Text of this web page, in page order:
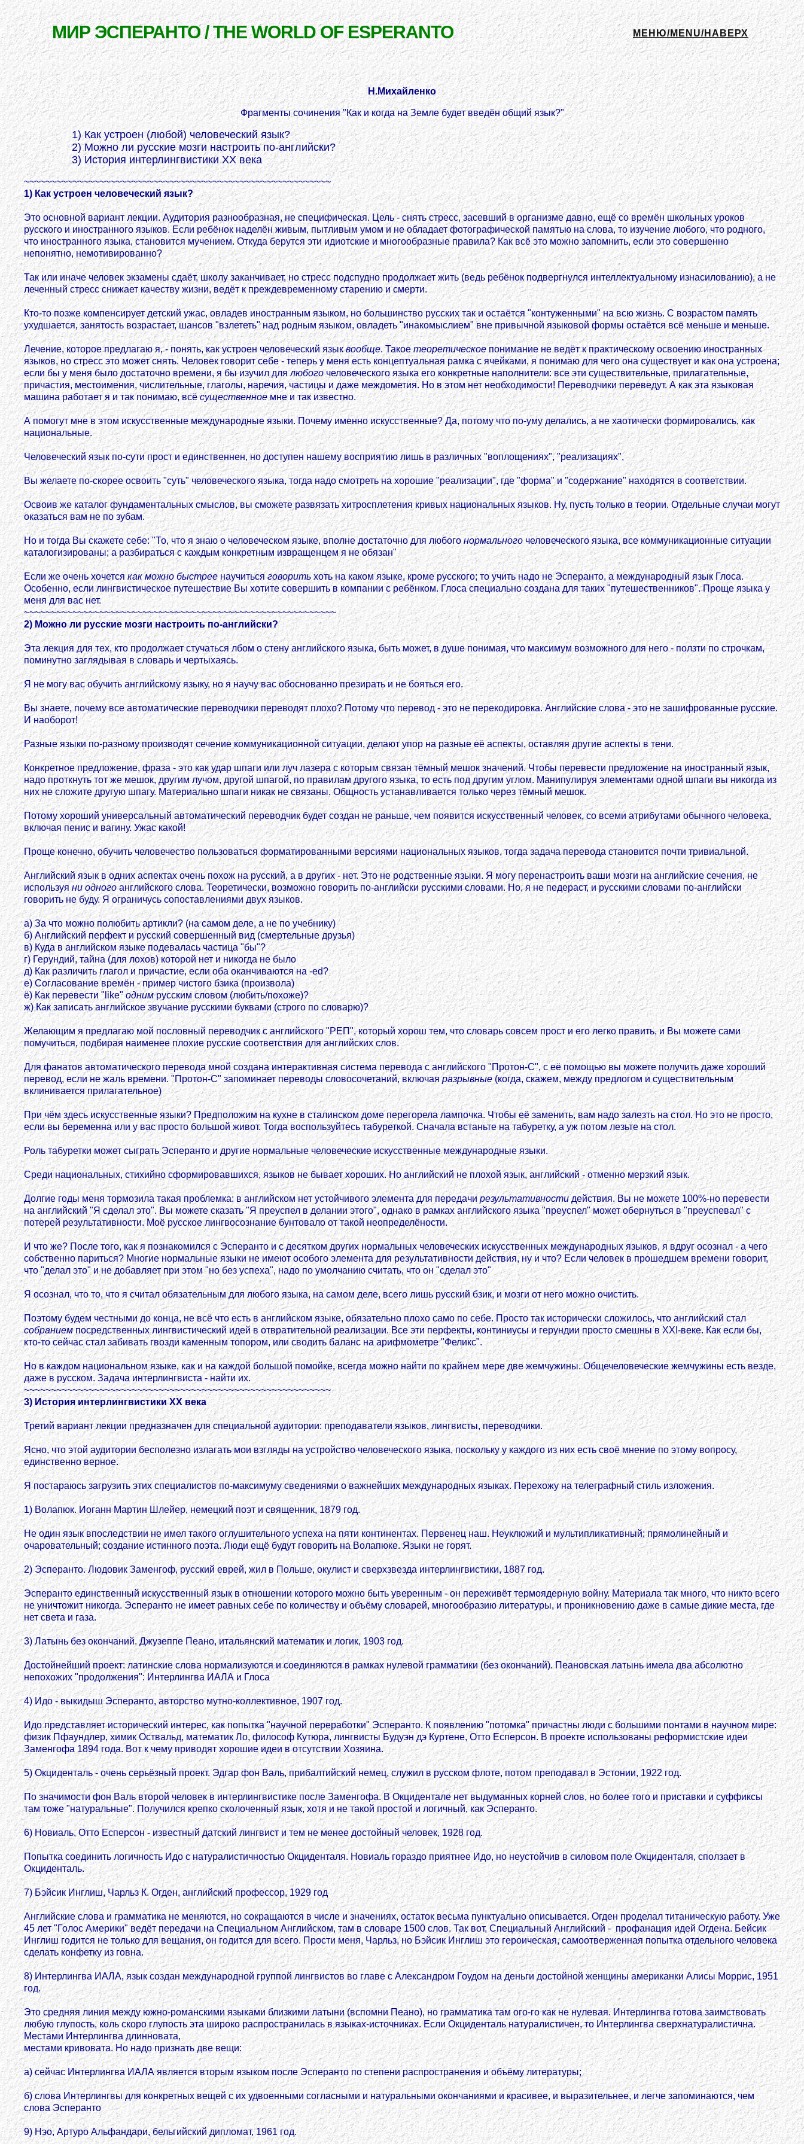
МИР ЭСПЕРАНТО / THE WORLD OF ESPERANTO МЕНЮ/MENU/НАВЕРХ
Н.Михайленко
Фрагменты сочинения "Как и когда на Земле будет введён общий язык?"
1) Как устроен (любой) человеческий язык?
2) Можно ли русские мозги настроить по-английски?
3) История интерлингвистики XX века
~~~~~~~~~~~~~~~~~~~~~~~~~~~~~~~~~~~~~~~~~~~~~~~~~~~~~~~~~
1) Как устроен человеческий язык?
Это основной вариант лекции. Аудитория разнообразная, не специфическая. Цель - снять стресс, засевший в организме давно, ещё со времён школьных уроков
русского и иностранного языков. Если ребёнок наделён живым, пытливым умом и не обладает фотографической памятью на слова, то изучение любого, что родного,
что иностранного языка, становится мучением. Откуда берутся эти идиотские и многообразные правила? Как всё это можно запомнить, если это совершенно
непонятно, немотивированно?
Так или иначе человек экзамены сдаёт, школу заканчивает, но стресс подспудно продолжает жить (ведь ребёнок подвергнулся интеллектуальному изнасилованию), а не
леченный стресс снижает качеству жизни, ведёт к преждевременному старению и смерти.
Кто-то позже компенсирует детский ужас, овладев иностранным языком, но большинство русских так и остаётся "контуженными" на всю жизнь. С возрастом память
ухудшается, занятость возрастает, шансов "взлететь" над родным языком, овладеть "инакомыслием" вне привычной языковой формы остаётся всё меньше и меньше.
Лечение, которое предлагаю я, - понять, как устроен человеческий языквообще. Такоетеоретическое понимание не ведёт к практическому освоению иностранных
языков, но стресс это может снять. Человек говорит себе - теперь у меня есть концептуальная рамка с ячейками, я понимаю для чего она существует и как она устроена;
если бы у меня было достаточно времени, я бы изучил длялюбогочеловеческого языка его конкретные наполнители: все эти существительные, прилагательные,
причастия, местоимения, числительные, глаголы, наречия, частицы и даже междометия. Но в этом нет необходимости! Переводчики переведут. А как эта языковая
машина работает я и так понимаю, всёсущественноемне и так известно.
А помогут мне в этом искусственные международные языки. Почему именно искусственные? Да, потому что по-уму делались, а не хаотически формировались, как
национальные.
Человеческий язык по-сути прост и единственнен, но доступен нашему восприятию лишь в различных "воплощениях", "реализациях",
Вы желаете по-скорее освоить "суть" человеческого языка, тогда надо смотреть на хорошие "реализации", где "форма" и "содержание" находятся в соответствии.
Освоив же каталог фундаментальных смыслов, вы сможете развязать хитросплетения кривых национальных языков. Ну, пусть только в теории. Отдельные случаи могут
оказаться вам не по зубам.
Но и тогда Вы скажете себе: "То, что я знаю о человеческом языке, вполне достаточно для любого нормального человеческого языка, все коммуникационные ситуации
каталогизированы; а разбираться с каждым конкретным извращенцем я не обязан"
Если же очень хочется как можно быстреенаучитьсяговоритьхоть на каком языке, кроме русского; то учить надо не Эсперанто, а международный язык Глоса.
Особенно, если лингвистическое путешествие Вы хотите совершить в компании с ребёнком. Глоса специально создана для таких "путешественников". Проще языка у
меня для вас нет.
~~~~~~~~~~~~~~~~~~~~~~~~~~~~~~~~~~~~~~~~~~~~~~~~~~~~~~~~~~
2) Можно ли русские мозги настроить по-английски?
Эта лекция для тех, кто продолжает стучаться лбом о стену английского языка, быть может, в душе понимая, что максимум возможного для него - ползти по строчкам,
поминутно заглядывая в словарь и чертыхаясь.
Я не могу вас обучить английскому языку, но я научу вас обоснованно презирать и не бояться его.
Вы знаете, почему все автоматические переводчики переводят плохо? Потому что перевод - это не перекодировка. Английские слова - это не зашифрованные русские.
И наоборот!
Разные языки по-разному производят сечение коммуникационной ситуации, делают упор на разные её аспекты, оставляя другие аспекты в тени.
Конкретное предложение, фраза - это как удар шпаги или луч лазера с которым связан тёмный мешок значений. Чтобы перевести предложение на иностранный язык,
надо проткнуть тот же мешок, другим лучом, другой шпагой, по правилам другого языка, то есть под другим углом. Манипулируя элементами одной шпаги вы никогда из
них не сложите другую шпагу. Материально шпаги никак не связаны. Общность устанавливается только через тёмный мешок.
Потому хороший универсальный автоматический переводчик будет создан не раньше, чем появится искусственный человек, со всеми атрибутами обычного человека,
включая пенис и вагину. Ужас какой!
Проще конечно, обучить человечество пользоваться форматированными версиями национальных языков, тогда задача перевода становится почти тривиальной.
Английский язык в одних аспектах очень похож на русский, а в других - нет. Это не родственные языки. Я могу перенастроить ваши мозги на английские сечения, не
используяни одногоанглийского слова. Теоретически, возможно говорить по-английски русскими словами. Но, я не педераст, и русскими словами по-английски
говорить не буду. Я ограничусь сопоставлениями двух языков.
a) За что можно полюбить артикли? (на самом деле, а не по учебнику)
б) Английский перфект и русский совершенный вид (смертельные друзья)
в) Куда в английском языке подевалась частица "бы"?
г) Герундий, тайна (для лохов) которой нет и никогда не было
д) Как различить глагол и причастие, если оба оканчиваются на -ed?
е) Согласование времён - пример чистого бзика (произвола)
ё) Как перевести "like"однимрусским словом (любить/похоже)?
ж) Как записать английское звучание русскими буквами (строго по словарю)?
Желающим я предлагаю мой пословный переводчик с английского "РЕП", который хорош тем, что словарь совсем прост и его легко править, и Вы можете сами
помучиться, подбирая наименее плохие русские соответствия для английских слов.
Для фанатов автоматического перевода мной создана интерактивная система перевода с английского "Протон-C", с её помощью вы можете получить даже хороший
перевод, если не жаль времени. "Протон-С" запоминает переводы словосочетаний, включаяразрывные(когда, скажем, между предлогом и существительным
вклинивается прилагательное)
При чём здесь искусственные языки? Предположим на кухне в сталинском доме перегорела лампочка. Чтобы её заменить, вам надо залезть на стол. Но это не просто,
если вы беременна или у вас просто большой живот. Тогда воспользуйтесь табуреткой. Сначала встаньте на табуретку, а уж потом лезьте на стол.
Роль табуретки может сыграть Эсперанто и другие нормальные человеческие искусственные международные языки.
Среди национальных, стихийно сформировавшихся, языков не бывает хороших. Но английский не плохой язык, английский - отменно мерзкий язык.
Долгие годы меня тормозила такая проблемка: в английском нет устойчивого элемента для передачи результативностидействия. Вы не можете 100%-но перевести
на английский "Я сделал это". Вы можете сказать "Я преуспел в делании этого", однако в рамках английского языка "преуспел" может обернуться в "преуспевал" с
потерей результативности. Моё русское лингвосознание бунтовало от такой неопределёности.
И что же? После того, как я познакомился с Эсперанто и с десятком других нормальных человеческих искусственных международных языков, я вдруг осознал - а чего
собственно париться? Многие нормальные языки не имеют особого элемента для результативности действия, ну и что? Если человек в прошедшем времени говорит,
что "делал это" и не добавляет при этом "но без успеха", надо по умолчанию считать, что он "сделал это"
Я осознал, что то, что я считал обязательным для любого языка, на самом деле, всего лишь русский бзик, и мозги от него можно очистить.
Поэтому будем честными до конца, не всё что есть в английском языке, обязательно плохо само по себе. Просто так исторически сложилось, что английский стал
собраниемпосредственных лингвистический идей в отвратительной реализации. Все эти перфекты, континиусы и герундии просто смешны в XXI-веке. Как если бы,
кто-то сейчас стал забивать гвозди каменным топором, или сводить баланс на арифмометре "Феликс".
Но в каждом национальном языке, как и на каждой большой помойке, всегда можно найти по крайнем мере две жемчужины. Общечеловеческие жемчужины есть везде,
даже в русском. Задача интерлингвиста - найти их.
~~~~~~~~~~~~~~~~~~~~~~~~~~~~~~~~~~~~~~~~~~~~~~~~~~~~~~~~~
3) История интерлингвистики XX века
Третий вариант лекции предназначен для специальной аудитории: преподаватели языков, лингвисты, переводчики.
Ясно, что этой аудитории бесполезно излагать мои взгляды на устройство человеческого языка, поскольку у каждого из них есть своё мнение по этому вопросу,
единственно верное.
Я постараюсь загрузить этих специалистов по-максимуму сведениями о важнейших международных языках. Перехожу на телеграфный стиль изложения.
1) Волапюк. Иоганн Мартин Шлейер, немецкий поэт и священник, 1879 год.
Не один язык впоследствии не имел такого оглушительного успеха на пяти континентах. Первенец наш. Неуклюжий и мультипликативный; прямолинейный и
очаровательный; создание истинного поэта. Люди ещё будут говорить на Волапюке. Языки не горят.
2) Эсперанто. Людовик Заменгоф, русский еврей, жил в Польше, окулист и сверхзвезда интерлингвистики, 1887 год.
Эсперанто единственный искусственный язык в отношении которого можно быть уверенным - он переживёт термоядерную войну. Материала так много, что никто всего
не уничтожит никогда. Эсперанто не имеет равных себе по количеству и объёму словарей, многообразию литературы, и проникновению даже в самые дикие места, где
нет света и газа.
3) Латынь без окончаний. Джузеппе Пеано, итальянский математик и логик, 1903 год.
Достойнейший проект: латинские слова нормализуются и соединяются в рамках нулевой грамматики (без окончаний). Пеановская латынь имела два абсолютно
непоxожих "продолжения": Интерлингва ИАЛА и Глоса
4) Идо - выкидыш Эсперанто, авторство мутно-коллективное, 1907 год.
Идо представляет исторический интерес, как попытка "научной переработки" Эсперанто. К появлению "потомка" причастны люди с большими понтами в научном мире:
физик Пфаундлер, химик Оствальд, математик Ло, философ Кутюра, лингвисты Будуэн дэ Куртене, Отто Есперсон. В проекте использованы реформистские идеи
Заменгофа 1894 года. Вот к чему приводят хорошие идеи в отсутствии Хозяина.
5) Окциденталь - очень серьёзный проект. Эдгар фон Валь, прибалтийский немец, служил в русском флоте, потом преподавал в Эстонии, 1922 год.
По значимости фон Валь второй человек в интерлингвистике после Заменгофа. В Окцидентале нет выдуманных корней слов, но более того и приставки и суффиксы
там тоже "натуральные". Получился крепко сколоченный язык, хотя и не такой простой и логичный, как Эсперанто.
6) Новиаль, Отто Есперсон - известный датский лингвист и тем не менее достойный человек, 1928 год.
Попытка соединить логичность Идо с натуралистичностью Окциденталя. Новиаль гораздо приятнее Идо, но неустойчив в силовом поле Окциденталя, сползает в
Окциденталь.
7) Бэйсик Инглиш, Чарльз К. Огден, английский профессор, 1929 год
Английские слова и грамматика не меняются, но сокращаются в числе и значениях, остаток весьма пунктуально описывается. Огден проделал титаническую работу. Уже
45 лет "Голос Америки" ведёт передачи на Специальном Английском, там в словаре 1500 слов. Так вот, Специальный Английский - профанация идей Огдена. Бейсик
Инглиш годится не только для вещания, он годится для всего. Прости меня, Чарльз, но Бэйсик Инглиш это героическая, самоотверженная попытка отдельного человека
сделать конфетку из говна.
8) Интерлингва ИАЛА, язык создан международной группой лингвистов во главе с Александром Гоудом на деньги достойной женщины американки Алисы Моррис, 1951
год.
Это средняя линия между южно-романскими языками близкими латыни (вспомни Пеано), но грамматика там ого-го как не нулевая. Интерлингва готова заимствовать
любую глупость, коль скоро глупость эта широко распространилась в языках-источниках. Если Окциденталь натуралистичен, то Интерлингва сверхнатуралистична.
Местами Интерлингва длинновата,
местами кривовата. Но надо признать две вещи:
а) сейчас Интерлингва ИАЛА является вторым языком после Эсперанто по степени распространения и объёму литературы;
б) слова Интерлингвы для конкретных вещей с их удвоенными согласными и натуральными окончаниями и красивее, и выразительнее, и легче запоминаются, чем
слова Эсперанто
9) Нэо, Артуро Альфандари, бельгийский дипломат, 1961 год.